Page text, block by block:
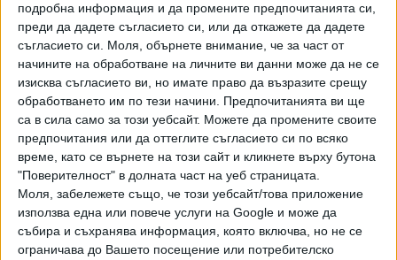
подробна информация и да промените предпочитанията си,
преди да дадете съгласието си, или да откажете да дадете
съгласието си. Моля, обърнете внимание, че за част от
начините на обработване на личните ви данни може да не се
изисква съгласието ви, но имате право да възразите срещу
обработването им по тези начини. Предпочитанията ви ще
са в сила само за този уебсайт. Можете да промените своите
предпочитания или да оттеглите съгласието си по всяко
време, като се върнете на този сайт и кликнете върху бутона
"Поверителност" в долната част на уеб страницата.
Моля, забележете също, че този уебсайт/това приложение
използва една или повече услуги на Google и може да
събира и съхранява информация, която включва, но не се
ограничава до Вашето посещение или потребителско
Нападенията на акули са рядкост в района. Последното
е през 2020 г., когато украинско момче губи ръката си, а
египетски екскурзовод - крака си.
Последвайте ни и в
Ако искате да подкрепите независимата
и качествена журналистика в “Сега”,
можете да направите дарение през
PayPal